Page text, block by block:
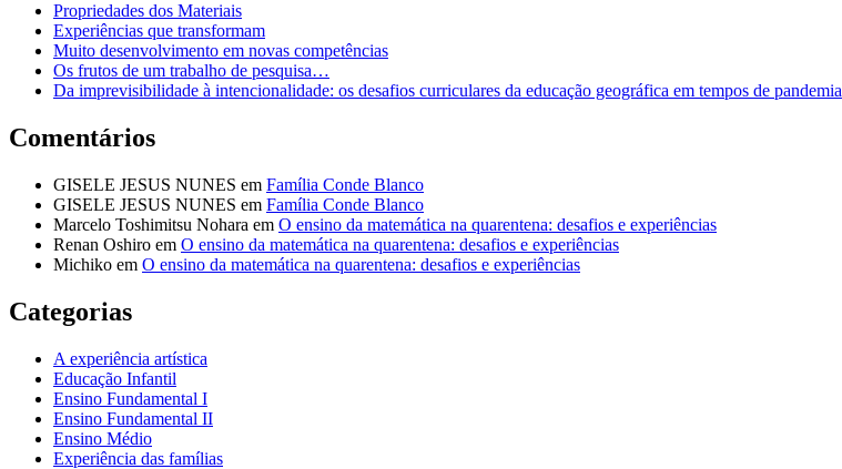
Propriedades dos Materiais
Experiências que transformam
Muito desenvolvimento em novas competências
Os frutos de um trabalho de pesquisa…
Da imprevisibilidade à intencionalidade: os desafios curriculares da educação geográfica em tempos de pandemia
Comentários
GISELE JESUS NUNES em Família Conde Blanco
GISELE JESUS NUNES em Família Conde Blanco
Marcelo Toshimitsu Nohara em O ensino da matemática na quarentena: desafios e experiências
Renan Oshiro em O ensino da matemática na quarentena: desafios e experiências
Michiko em O ensino da matemática na quarentena: desafios e experiências
Categorias
A experiência artística
Educação Infantil
Ensino Fundamental I
Ensino Fundamental II
Ensino Médio
Experiência das famílias